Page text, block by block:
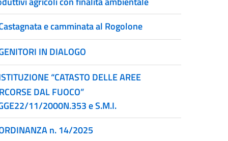
e camminata al Rogolone
IN DIALOGO
“CATASTO DELLE AREE
DAL FUOCO”
11/2000N.353 e S.M.I.
n. 14/2025